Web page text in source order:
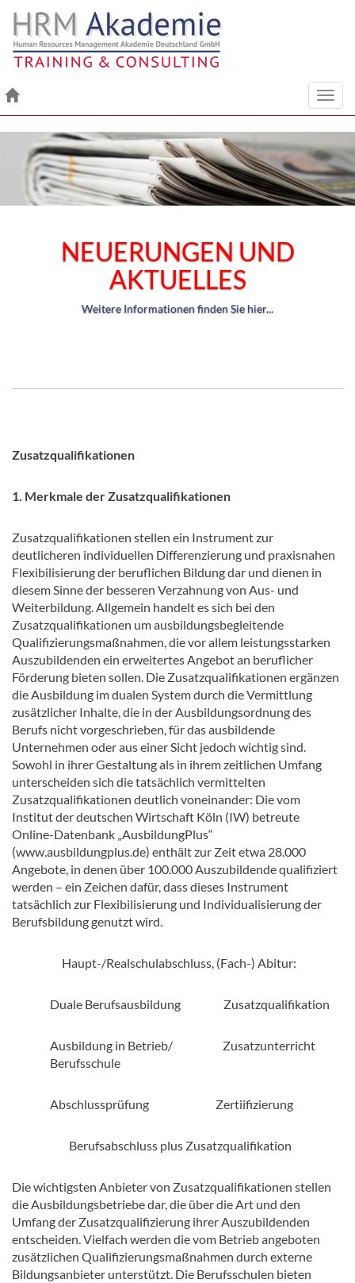
Geprüfter Berufspädagoge
Inhouse-Veranstaltung
Weitere Informationen finden Sie
Zusatzqualifikationen
1. Merkmale der Zusatzqualifikationen
Zusatzqualifikationen stellen ein Instrument zur
deutlicheren individuellen Differenzierung und praxisnahen
Flexibilisierung der beruflichen Bildung dar und dienen in
diesem Sinne der besseren Verzahnung von Aus- und
Weiterbildung. Allgemein handelt es sich bei den
Zusatzqualifikationen um ausbildungsbegleitende
Qualifizierungsmaßnahmen, die vor allem leistungsstarken
Auszubildenden ein erweitertes Angebot an beruflicher
Förderung bieten sollen. Die Zusatzqualifikationen ergänzen
die Ausbildung im dualen System durch die Vermittlung
zusätzlicher Inhalte, die in der Ausbildungsordnung des
Berufs nicht vorgeschrieben, für das ausbildende
Unternehmen oder aus einer Sicht jedoch wichtig sind.
Sowohl in ihrer Gestaltung als in ihrem zeitlichen Umfang
unterscheiden sich die tatsächlich vermittelten
Zusatzqualifikationen deutlich voneinander: Die vom
Institut der deutschen Wirtschaft Köln (IW) betreute
Online-Datenbank „AusbildungPlus“
(www.ausbildungplus.de) enthält zur Zeit etwa 28.000
Angebote, in denen über 100.000 Auszubildende qualifiziert
werden – ein Zeichen dafür, dass dieses Instrument
tatsächlich zur Flexibilisierung und Individualisierung der
Berufsbildung genutzt wird.
Haupt-/Realschulabschluss, (Fach-) Abitur:
Duale Berufsausbildung Zusatzqualifikation
Ausbildung in Betrieb/ Zusatzunterricht
Berufsschule
Abschlussprüfung Zertiifizierung
Berufsabschluss plus Zusatzqualifikation
Die wichtigsten Anbieter von Zusatzqualifikationen stellen
die Ausbildungsbetriebe dar, die über die Art und den
Umfang der Zusatzqualifizierung ihrer Auszubildenden
entscheiden. Vielfach werden die vom Betrieb angeboten
zusätzlichen Qualifizierungsmaßnahmen durch externe
Bildungsanbieter unterstützt. Die Berufsschulen bieten